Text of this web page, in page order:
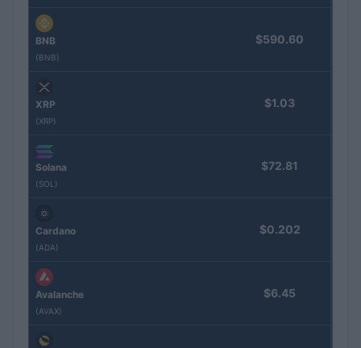
BNB
(BNB)
$590.60
XRP
(XRP)
$1.03
Solana
(SOL)
$72.81
Cardano
(ADA)
$0.202
Avalanche
(AVAX)
$6.45